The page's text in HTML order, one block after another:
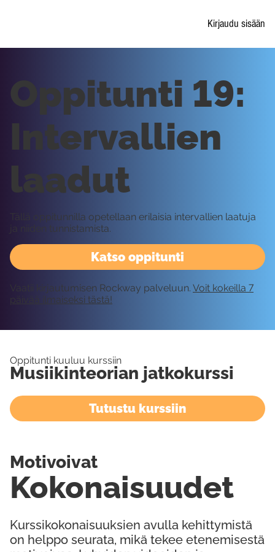
Kirjaudu sisään
Katso oppitunti
Oppitunti 19:
Intervallien
laadut
Tällä oppitunnilla opetellaan erilaisia intervallien laatuja
ja niiden tunnistamista.
Vaatii kirjautumisen Rockway palveluun. Voit kokeilla 7
päivää ilmaiseksi tästä!
Oppitunti kuuluu kurssiin
Musiikinteorian jatkokurssi
Tutustu kurssiin
Kurssikokonaisuuksien avulla kehittymistä
on helppo seurata, mikä tekee etenemisestä
Kokonaisuudet
Motivoivat